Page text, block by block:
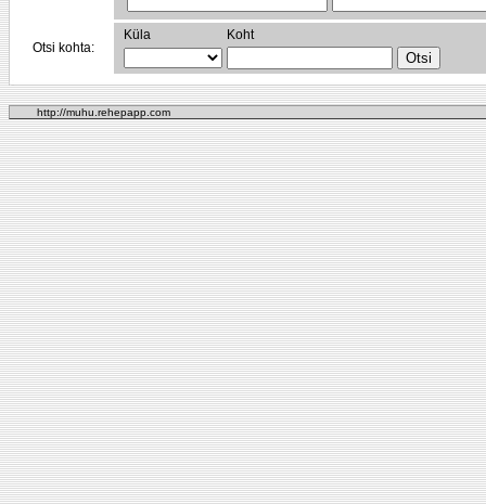
Otsi kohta:
Küla Koht
http://muhu.rehepapp.com